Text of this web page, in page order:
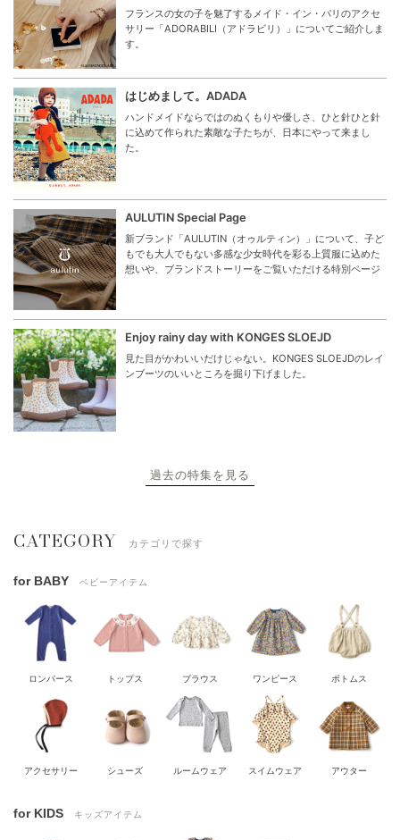
フランスの女の子を魅了するメイド・イン・パリのアクセ
サリー「ADORABILI（アドラビリ）」についてご紹介しま
す。
はじめまして。ADADA
ハンドメイドならではのぬくもりや優しさ、ひと針ひと針
に込めて作られた素敵な子たちが、日本にやって来まし
た。
AULUTIN Special Page
新ブランド「AULUTIN（オゥルティン）」について、子ど
もでも大人でもない多感な少女時代を彩る上質服に込めた
想いや、ブランドストーリーをご覧いただける特別ページ
Enjoy rainy day with KONGES SLOEJD
見た目がかわいいだけじゃない。KONGES SLOEJDのレイ
ンブーツのいいところを掘り下げました。
過去の特集を見る
CATEGORY カテゴリで探す
for BABY ベビーアイテム
ロンパース トップス ブラウス ワンピース ボトムス
アクセサリー シューズ ルームウェア スイムウェア アウター
for KIDS キッズアイテム